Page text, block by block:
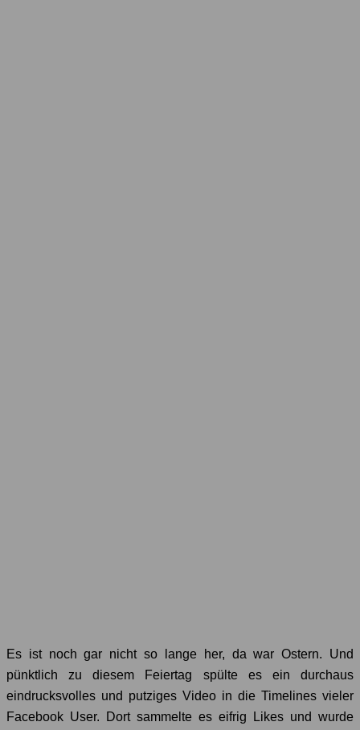
Es ist noch gar nicht so lange her, da war Ostern. Und
pünktlich zu diesem Feiertag spülte es ein durchaus
eindrucksvolles und putziges Video in die Timelines vieler
Facebook User. Dort sammelte es eifrig Likes und wurde